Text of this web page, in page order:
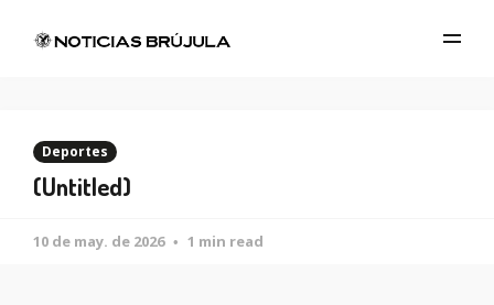
Deportes
(Untitled)
10 de may. de 2026 1 min read